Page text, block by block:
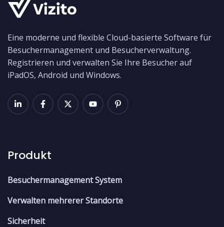
Eine moderne und flexible Cloud-basierte Software für
Besuchermanagement und Besucherverwaltung.
Registrieren und verwalten Sie Ihre Besucher auf
iPadOS, Android und Windows.
Produkt
Besuchermanagement System
Verwalten mehrerer Standorte
Sicherheit